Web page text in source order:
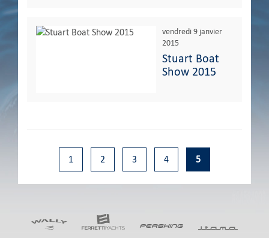
vendredi 9 janvier
2015
Stuart Boat
Show 2015
1 2 3 4 5